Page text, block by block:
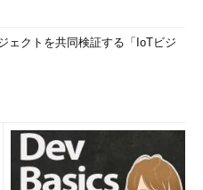
ェクトを共同検証する「IoTビジ